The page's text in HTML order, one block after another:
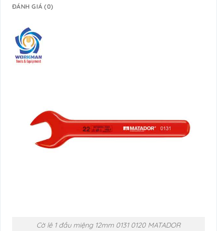
ĐÁNH GIÁ (0)
Cờ lê 1 đầu miệng 12mm 0131 0120 MATADOR